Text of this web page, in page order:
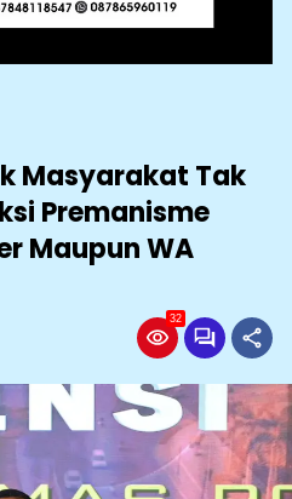
Masyarakat Tak
Premanisme
Maupun WA
32